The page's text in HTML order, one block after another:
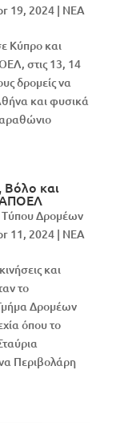
19, 2024| NEA
Κύπρο και
στις 13, 14
δρομείς να
και φυσικά
και
Τύπου Δρομέων
11, 2024| NEA
και
το
Δρομέων
όπου το
Περιβολάρη